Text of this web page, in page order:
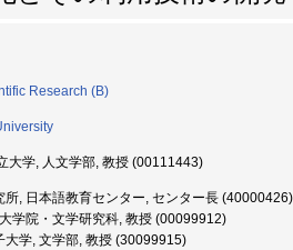
Research (B)
大学, 人文学部, 教授 (00111443)
所, 日本語教育センター, センター長 (40000426)
学院・文学研究科, 教授 (00099912)
大学, 文学部, 教授 (30099915)